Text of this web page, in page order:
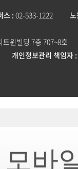
스 02-533-1222
윈빌딩 7층 707~8호
개인정보관리 책임자
바